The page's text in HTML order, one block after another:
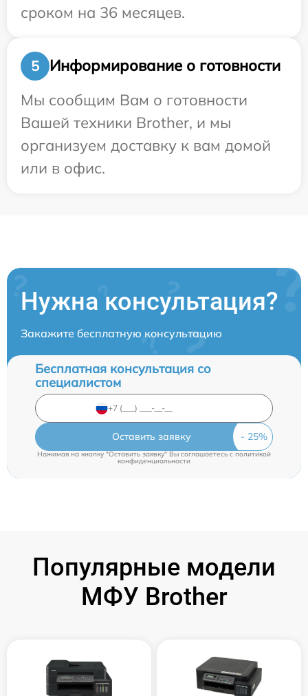
сроком на 36 месяцев.
5
Информирование о готовности
Мы сообщим Вам о готовности
Вашей техники Brother, и мы
организуем доставку к вам домой
или в офис.
Нужна консультация?
Закажите бесплатную консультацию
Бесплатная консультация со
специалистом
Оставить заявку
Нажимая на кнопку "Оставить заявку" Вы соглашаетесь cполитикой
конфиденциальности
Популярные модели
МФУ Brother